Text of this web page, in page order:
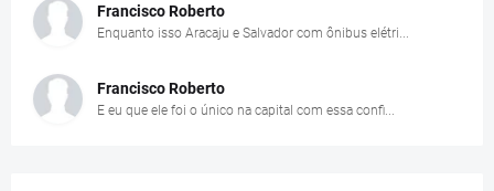
Francisco Roberto
Enquanto isso Aracaju e Salvador com ônibus elétri...
Francisco Roberto
E eu que ele foi o único na capital com essa confi...